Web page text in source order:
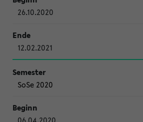
26.10.2020
12.02.2021
SoSe 2020